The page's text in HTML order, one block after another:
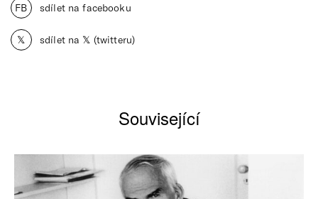
FB sdílet na facebooku
𝕏 sdílet na 𝕏 (twitteru)
Související